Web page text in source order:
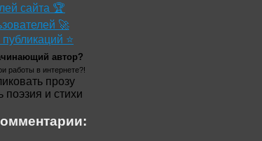
сайта 🏆
🚀
⭐
автор?
работы в интернете?!
прозу
поэзия и стихи